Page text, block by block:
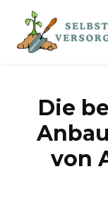
Inhalt
springen
Die
von